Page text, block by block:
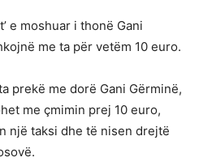
e moshuar i thonë Gani
me ta për vetëm 10 euro.
prekë me dorë Gani Gërminë,
me çmimin prej 10 euro,
një taksi dhe të nisen drejtë